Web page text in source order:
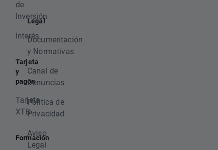
de
Inversión
Interés
Tarjeta
y
pagos
Tarjeta
XTB
Formación
Legal
Documentación
y Normativas
Canal de
Denuncias
Política de
Privacidad
Aviso
Legal